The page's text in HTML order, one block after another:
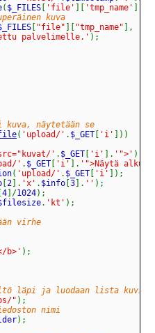
( $_FILES [ 'file' ] [ 'tmp_name' ]
kuva
[ "file" ] [ "tmp_name" ] ,
palvelimelle.' ) ;
näytetään se
( 'upload/' . $_GET [ 'i' ] ) )
' . $_GET [ 'i' ] . '">' )
' . $_GET [ 'i' ] . '">Näytä
( 'upload/' . $_GET [ 'i' ] ) ;
[2] . 'x' . $info [3] . '' ) ;
[4] /1024) ;
. 'kt' ) ;
virhe
b>' ) ;
läpi ja luodaan lista
" ) ;
nimi
) ;